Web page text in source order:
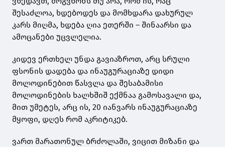
შესაძლოა, ხდებოდეს და მომხდარა დახურულ
კარს მიღმა, ხდება ღია ეთერში – შინაარსი და
ამოცანები უცვლელია.
კიდევ ერთხელ უნდა გავიაზროთ, არც სრული
ფსონის დადება და ინაუგურაციაზე დიდი
მოლოდინებით წასვლა და შესაბამისი
მოლოდინების ხალხშიშ ექმნაა გამოსავალი და,
მით უმეტეს, არც ის, 20 იანვარს ინაუგურაციაზე
მყოფი, დღეს რომ აკრიტიკებ.
ვართ მარათონულ ბრძოლაში, ვიცით მიზანი და